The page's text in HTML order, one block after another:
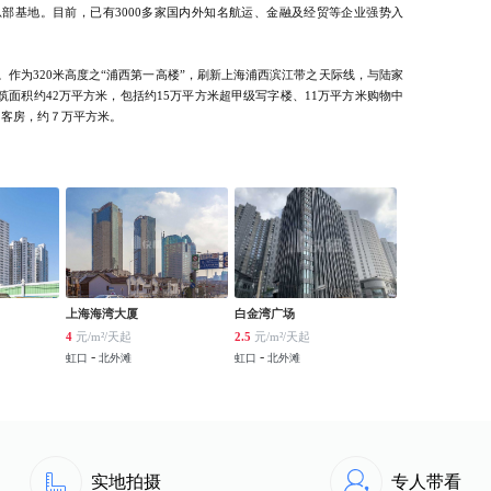
基地。目前，已有3000多家国内外知名航运、金融及经贸等企业强势入
为320米高度之“浦西第一高楼”，刷新上海浦西滨江带之天际线，与陆家
面积约42万平方米，包括约15万平方米超甲级写字楼、11万平方米购物中
房，约７万平方米。
上海海湾大厦
4 元/m²/天起
虹口 - 北外滩
白金湾广场
2.5 元/m²/天起
虹口 - 北外滩
实地拍摄 专人带看